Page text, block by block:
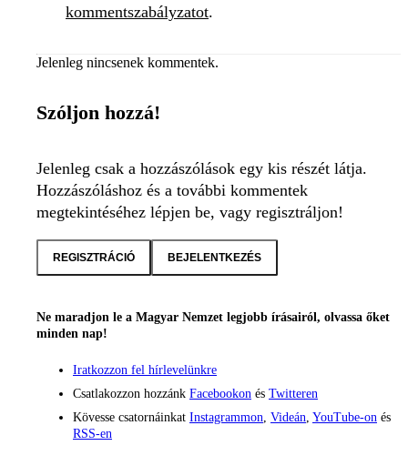
kommentszabályzatot.
Jelenleg nincsenek kommentek.
Szóljon hozzá!
Jelenleg csak a hozzászólások egy kis részét látja.
Hozzászóláshoz és a további kommentek
megtekintéséhez lépjen be, vagy regisztráljon!
REGISZTRÁCIÓ BEJELENTKEZÉS
Ne maradjon le a Magyar Nemzet legjobb írásairól, olvassa őket
minden nap!
Iratkozzon fel hírlevelünkre
Csatlakozzon hozzánk Facebookon és Twitteren
Kövesse csatornáinkat Instagrammon, Videán, YouTube-on és
RSS-en